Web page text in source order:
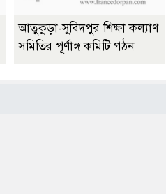
আতুকুড়া-সুবিদপুর শিক্ষা কল্যাণ
সমিতির পূর্ণাঙ্গ কমিটি গঠন